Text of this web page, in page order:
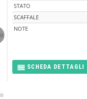
STATO
SCAFFALE
NOTE
SCHEDA DETTAGLI